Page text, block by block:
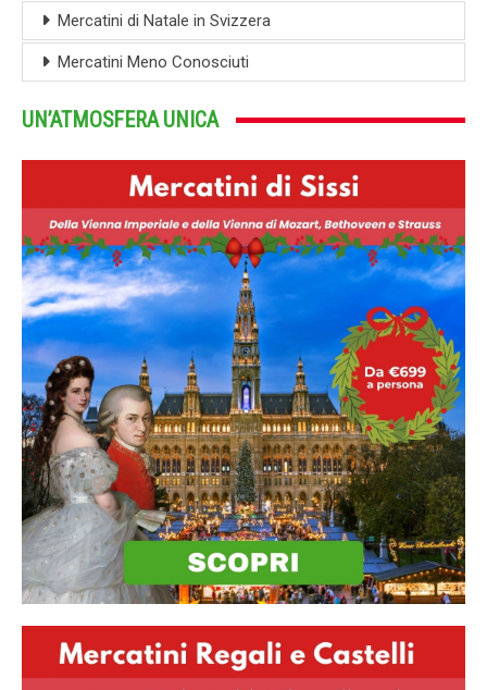
Mercatini di Natale in Svizzera
Mercatini Meno Conosciuti
UN’ATMOSFERA UNICA